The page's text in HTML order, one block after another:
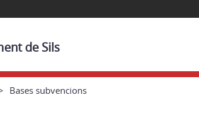
de Sils
Bases subvencions